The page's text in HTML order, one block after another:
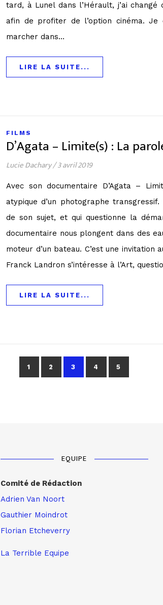
tard, à Lunel dans l’Hérault, j’ai
afin de profiter de l’option cinéma. Je
marcher dans…
LIRE LA SUITE...
FILMS
D’Agata – Limite(s) : La
Lucie Dachary/3 avril 2019
Avec son documentaire D’Agata –
atypique d’un photographe
de son sujet, et qui questionne la
documentaire nous plongent dans des
moteur d’un bateau. C’est une
Franck Landron s’intéresse à l’Art,
LIRE LA SUITE...
1 2 3 4 5
EQUIPE
Comité de Rédaction
Adrien Van Noort
Gauthier Moindrot
Florian Etcheverry
La Terrible Equipe